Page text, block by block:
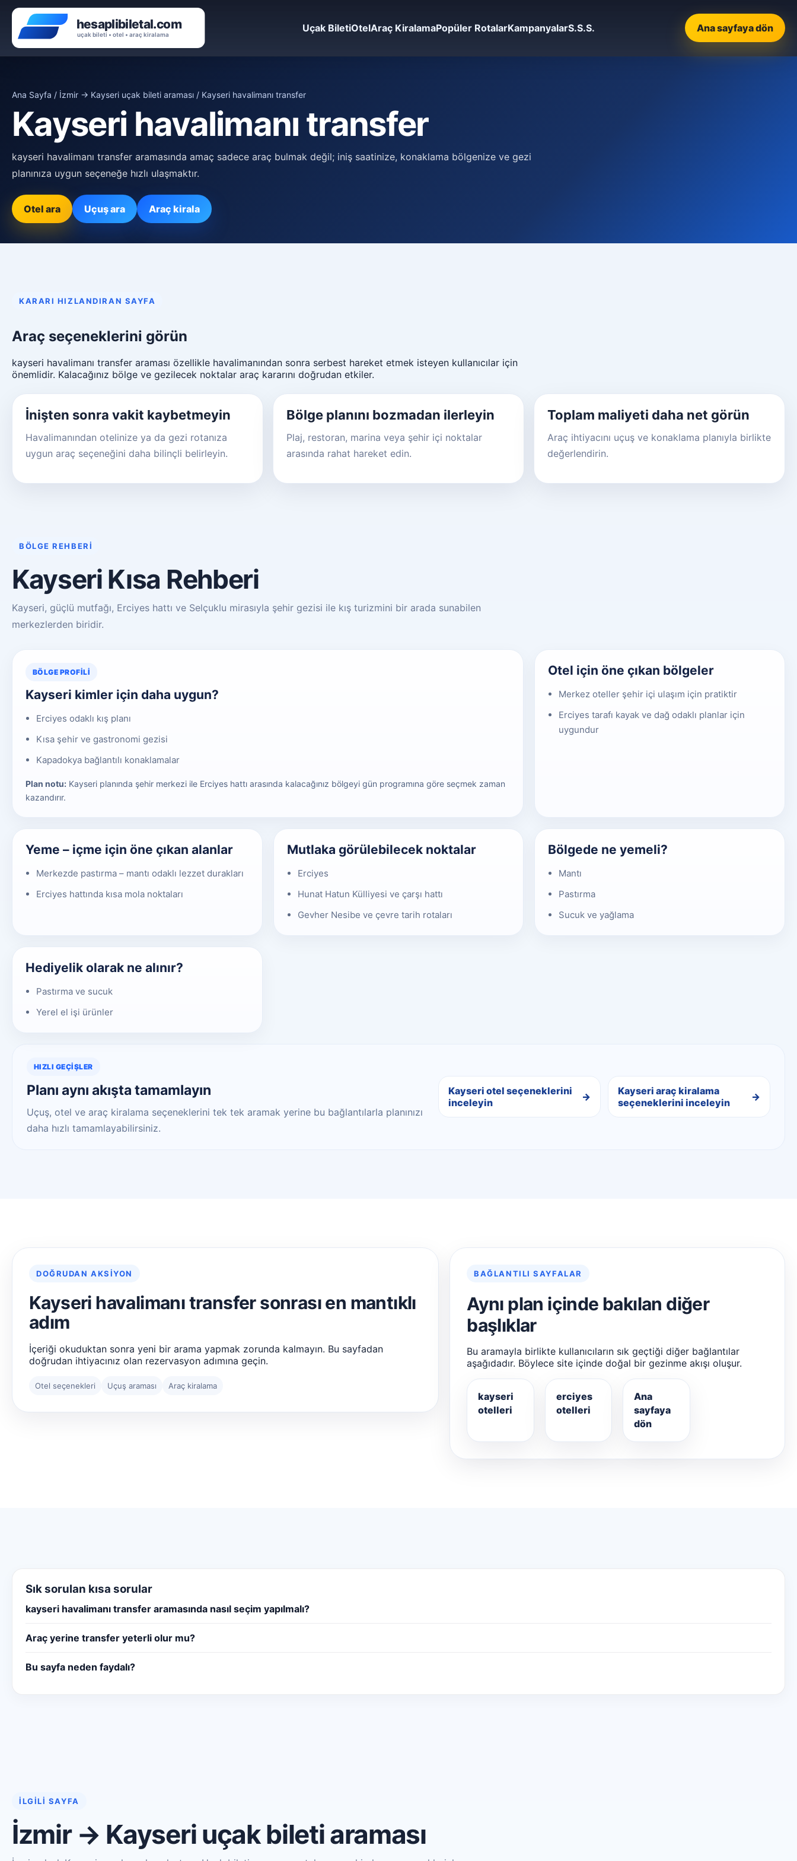
Uçak BiletiOtelAraç KiralamaPopüler RotalarKampanyalarS.S.S. Ana sayfaya dön
Ana Sayfa / İzmir → Kayseri uçak bileti araması / Kayseri havalimanı transfer
Kayseri havalimanı transfer
kayseri havalimanı transfer aramasında amaç sadece araç bulmak değil; iniş saatinize, konaklama bölgenize ve gezi
planınıza uygun seçeneğe hızlı ulaşmaktır.
Otel ara Uçuş ara Araç kirala
KARARI HIZLANDIRAN SAYFA
Araç seçeneklerini görün
kayseri havalimanı transfer araması özellikle havalimanından sonra serbest hareket etmek isteyen kullanıcılar için
önemlidir. Kalacağınız bölge ve gezilecek noktalar araç kararını doğrudan etkiler.
İnişten sonra vakit kaybetmeyin
Havalimanından otelinize ya da gezi rotanıza
uygun araç seçeneğini daha bilinçli belirleyin.
Bölge planını bozmadan ilerleyin
Plaj, restoran, marina veya şehir içi noktalar
arasında rahat hareket edin.
Toplam maliyeti daha net görün
Araç ihtiyacını uçuş ve konaklama planıyla birlikte
değerlendirin.
BÖLGE REHBERI
Kayseri Kısa Rehberi
Kayseri, güçlü mutfağı, Erciyes hattı ve Selçuklu mirasıyla şehir gezisi ile kış turizmini bir arada sunabilen
merkezlerden biridir.
BÖLGE PROFILI
Kayseri kimler için daha uygun?
Erciyes odaklı kış planı
Kısa şehir ve gastronomi gezisi
Kapadokya bağlantılı konaklamalar
Plan notu: Kayseri planında şehir merkezi ile Erciyes hattı arasında kalacağınız bölgeyi gün programına göre seçmek zaman
kazandırır.
Otel için öne çıkan bölgeler
Merkez oteller şehir içi ulaşım için pratiktir
Erciyes tarafı kayak ve dağ odaklı planlar için
uygundur
Yeme – içme için öne çıkan alanlar
Merkezde pastırma – mantı odaklı lezzet durakları
Erciyes hattında kısa mola noktaları
Mutlaka görülebilecek noktalar
Erciyes
Hunat Hatun Külliyesi ve çarşı hattı
Gevher Nesibe ve çevre tarih rotaları
Bölgede ne yemeli?
Mantı
Pastırma
Sucuk ve yağlama
Hediyelik olarak ne alınır?
Pastırma ve sucuk
Yerel el işi ürünler
HIZLI GEÇIŞLER
Planı aynı akışta tamamlayın
Uçuş, otel ve araç kiralama seçeneklerini tek tek aramak yerine bu bağlantılarla planınızı
daha hızlı tamamlayabilirsiniz.
Kayseri otel seçeneklerini
inceleyin
Kayseri araç kiralama
seçeneklerini inceleyin
DOĞRUDAN AKSIYON
Kayseri havalimanı transfer sonrası en mantıklı
adım
İçeriği okuduktan sonra yeni bir arama yapmak zorunda kalmayın. Bu sayfadan
doğrudan ihtiyacınız olan rezervasyon adımına geçin.
Otel seçenekleri Uçuş araması Araç kiralama
BAĞLANTILI SAYFALAR
Aynı plan içinde bakılan diğer
başlıklar
Bu aramayla birlikte kullanıcıların sık geçtiği diğer bağlantılar
aşağıdadır. Böylece site içinde doğal bir gezinme akışı oluşur.
kayseri
otelleri
erciyes
otelleri
Ana
sayfaya
dön
Sık sorulan kısa sorular
kayseri havalimanı transfer aramasında nasıl seçim yapılmalı?
Araç yerine transfer yeterli olur mu?
Bu sayfa neden faydalı?
İLGILI SAYFA
İzmir → Kayseri uçak bileti araması